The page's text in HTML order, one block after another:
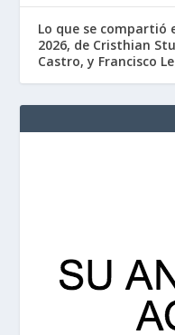
Lo que se compartió
2026, de Cristhian
Castro, y Francisco